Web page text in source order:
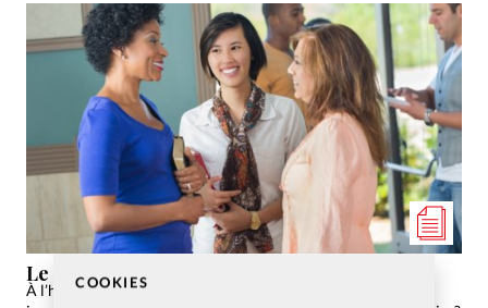
COOKIES
Le service en Église, une idée désuète?
À l’heure de l’individualisation de la société, peut-on encore